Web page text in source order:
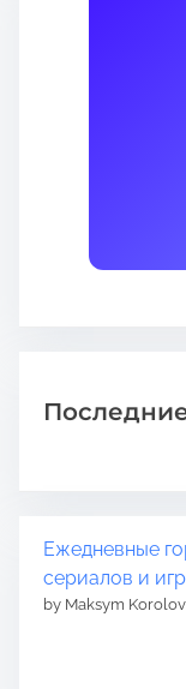
Ежедневные
сериалов и игр
by Maksym Korolov